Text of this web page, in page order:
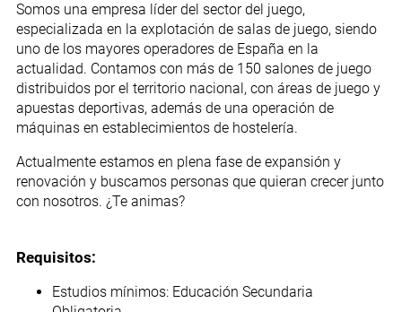
Somos una empresa líder del sector del juego,
especializada en la explotación de salas de juego, siendo
uno de los mayores operadores de España en la
actualidad. Contamos con más de 150 salones de juego
distribuidos por el territorio nacional, con áreas de juego y
apuestas deportivas, además de una operación de
máquinas en establecimientos de hostelería.
Actualmente estamos en plena fase de expansión y
renovación y buscamos personas que quieran crecer junto
con nosotros. ¿Te animas?
Requisitos:
Estudios mínimos: Educación Secundaria